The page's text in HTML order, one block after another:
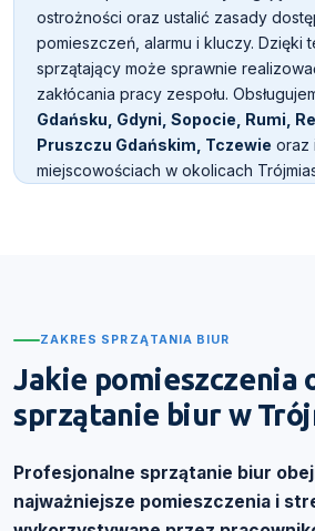
ostrożności oraz ustalić zasady
pomieszczeń, alarmu i kluczy. Dzięki
sprzątający może sprawnie
zakłócania pracy zespołu.
Gdańsku, Gdyni, Sopocie, Rumi,
Pruszczu Gdańskim, Tczewie oraz
miejscowościach w okolicach
ZAKRES SPRZĄTANIA BIUR
Jakie pomieszczenia
sprzątanie biur w
Profesjonalne sprzątanie biur
najważniejsze pomieszczenia i